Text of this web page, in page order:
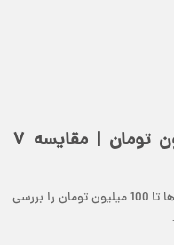
بهترین گوشی تا 100 میلیون تومان | مقایسه ۷
در این مطلب، فهرستی از بهترین گوشی‌ها تا 100 میلیون تومان را بررسی